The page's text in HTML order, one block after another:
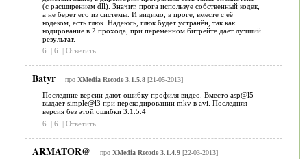
(с расширением dll). Значит, прога используе собственный кодек,
а не берет его из системы. И видимо, в проге, вместе с её
кодеком, есть глюк. Надеюсь, глюк будет устранён, так как
кодирование в 2 прохода, при переменном битрейте даёт лучший
результат.
6
| 6 | Ответить
Batyr про XMedia Recode 3.1.5.8[21-05-2013]
Последние версии дают ошибку профиля видео. Вместо asp@l5
выдает simple@l3 при перекодировании mkv в avi. Последняя
версия без этой ошибки 3.1.5.4
6
| 6 | Ответить
ARMATOR@ про XMedia Recode 3.1.4.9[22-03-2013]